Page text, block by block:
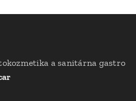
a sanitárna gastro